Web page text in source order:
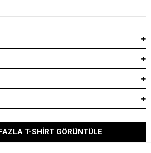
T-SHIRT GÖRÜNTÜLE